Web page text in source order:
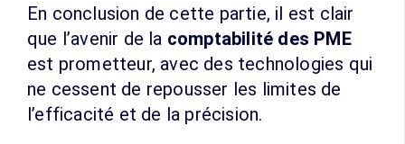
En conclusion de cette partie, il est clair
que l’avenir de la comptabilité des PME
est prometteur, avec des technologies qui
ne cessent de repousser les limites de
l’efficacité et de la précision.